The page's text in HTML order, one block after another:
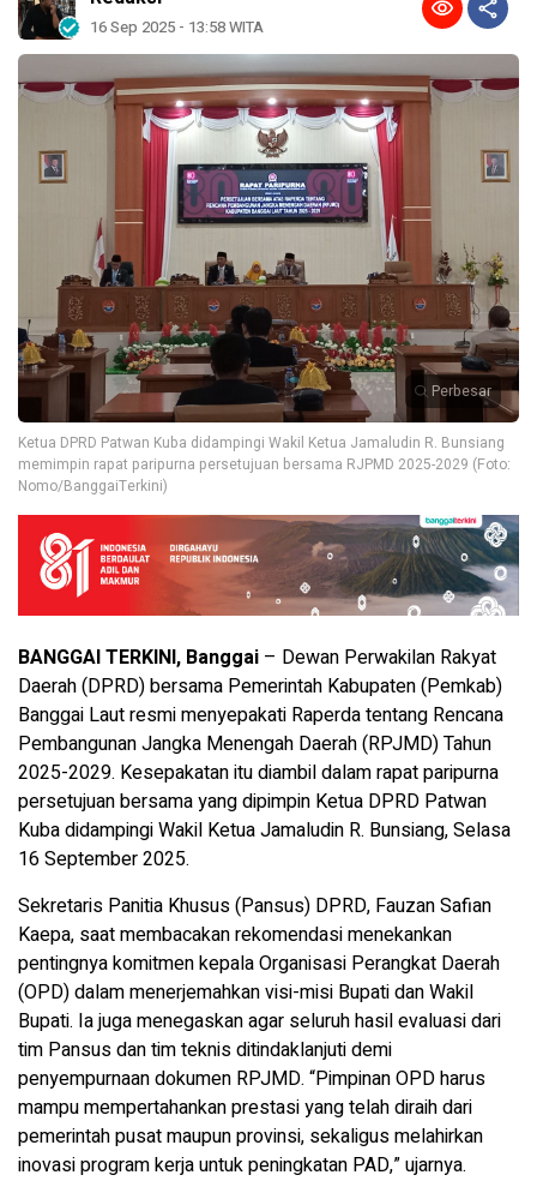
16 Sep 2025 - 13:58 WITA
Perbesar
Ketua DPRD Patwan Kuba didampingi Wakil Ketua Jamaludin R. Bunsiang
memimpin rapat paripurna persetujuan bersama RJPMD 2025-2029 (Foto:
Nomo/BanggaiTerkini)
BANGGAI TERKINI, Banggai – Dewan Perwakilan Rakyat
Daerah (DPRD) bersama Pemerintah Kabupaten (Pemkab)
Banggai Laut resmi menyepakati Raperda tentang Rencana
Pembangunan Jangka Menengah Daerah (RPJMD) Tahun
2025-2029. Kesepakatan itu diambil dalam rapat paripurna
persetujuan bersama yang dipimpin Ketua DPRD Patwan
Kuba didampingi Wakil Ketua Jamaludin R. Bunsiang, Selasa
16 September 2025.
Sekretaris Panitia Khusus (Pansus) DPRD, Fauzan Safian
Kaepa, saat membacakan rekomendasi menekankan
pentingnya komitmen kepala Organisasi Perangkat Daerah
(OPD) dalam menerjemahkan visi-misi Bupati dan Wakil
Bupati. Ia juga menegaskan agar seluruh hasil evaluasi dari
tim Pansus dan tim teknis ditindaklanjuti demi
penyempurnaan dokumen RPJMD. “Pimpinan OPD harus
mampu mempertahankan prestasi yang telah diraih dari
pemerintah pusat maupun provinsi, sekaligus melahirkan
inovasi program kerja untuk peningkatan PAD,” ujarnya.